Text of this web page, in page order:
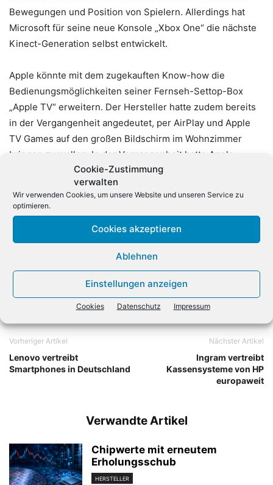
Cookie-Zustimmung
verwalten
Wir verwenden Cookies, um unsere Website und unseren Service zu
optimieren.
Cookies akzeptieren
Ablehnen
Einstellungen anzeigen
Cookies Datenschutz Impressum
Bewegungen und Position von Spielern. Allerdings hat
Microsoft für seine neue Konsole „Xbox One“ die nächste
Kinect-Generation selbst entwickelt.
Apple könnte mit dem zugekauften Know-how die
Bedienungsmöglichkeiten seiner Fernseh-Settop-Box
„Apple TV“ erweitern. Der Hersteller hatte zudem bereits
in der Vergangenheit angedeutet, per AirPlay und Apple
TV Games auf den großen Bildschirm im Wohnzimmer
bringen zu wollen. In der Vergangenheit hatte Apple
diverse Technologie-Schmieden übernommen, um seine
Lösungen zu verbessern oder neue Technologien
einzuführen. Dazu zählen beispielsweise der
Fingerabdruck-Scanner im neuen iPhone 5s und die
Sprachsteuerung Siri.
Vorheriger Artikel
Lenovo vertreibt
Smartphones in Deutschland
Nächster Artikel
Ingram vertreibt
Kassensysteme von HP
europaweit
Verwandte Artikel
Chipwerte mit erneutem
Erholungsschub
HERSTELLER